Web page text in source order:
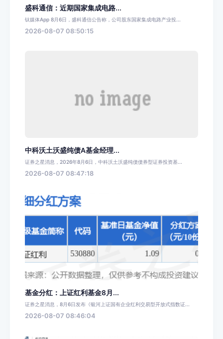
盛科通信：近期国家集成电路...
钛媒体App 8月6日，盛科通信公告称，公司股东国家集成电路产业投...
2026-08-07 08:50:15
中科沃土沃盛纯债A基金经理...
证券之星消息，2026年8月6日，中科沃土沃盛纯债债券型证券投资基...
2026-08-07 08:47:18
基金分红：上证红利基金8月...
证券之星消息，8月6日发布《银河上证国有企业红利交易型开放式指数证...
2026-08-07 08:46:04